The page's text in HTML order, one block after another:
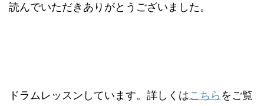
読んでいただきありがとうございました。
ドラムレッスンしています。詳しくはこちら をご覧